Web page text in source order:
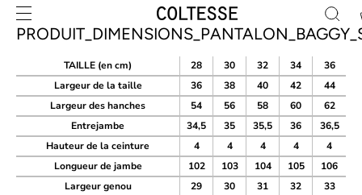
Skip
content
TAILLE (en cm) 28 30 32 34
36
Largeur de la taille
36 38 40 42
44
Largeur des hanches
54 56 58 60
62
Entrejambe
34,5 35 35,5 36
36,5
Hauteur de la ceinture
4 4 4 4
4
Longueur de jambe
102 103 104 105
106
Largeur genou
29 30 31 32
33